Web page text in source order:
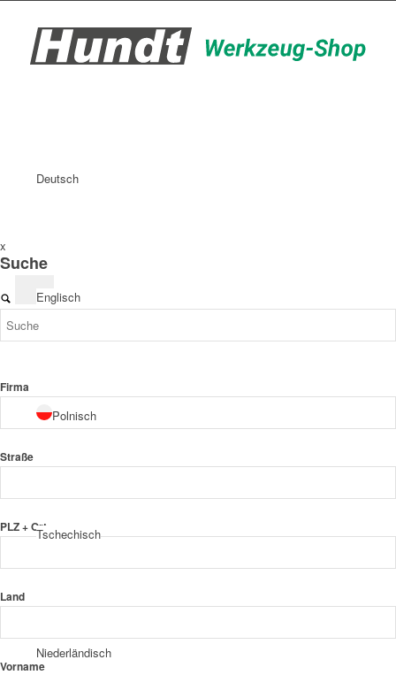
Deutsch
Englisch
Polnisch
Tschechisch
Niederländisch
x
Suche
Firma
Straße
PLZ + Ort
Land
Vorname